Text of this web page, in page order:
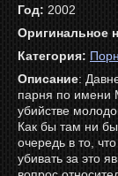
Год: 2002
Оригинальное
Категория:
Описание:
парня по имени
убийстве
Как бы там ни
очередь в то,
убивать за это